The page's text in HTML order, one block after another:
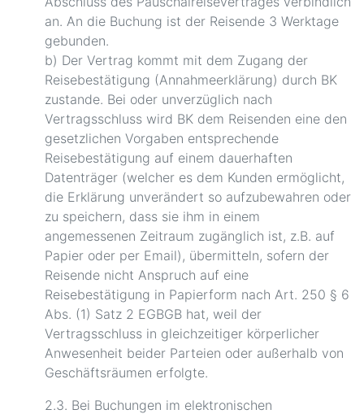
an. An die Buchung ist der Reisende 3 Werktage
gebunden.
b) Der Vertrag kommt mit dem Zugang der
Reisebestätigung (Annahmeerklärung) durch BK
zustande. Bei oder unverzüglich nach
Vertragsschluss wird BK dem Reisenden eine den
gesetzlichen Vorgaben entsprechende
Reisebestätigung auf einem dauerhaften
Datenträger (welcher es dem Kunden ermöglicht,
die Erklärung unverändert so aufzubewahren oder
zu speichern, dass sie ihm in einem
angemessenen Zeitraum zugänglich ist, z.B. auf
Papier oder per Email), übermitteln, sofern der
Reisende nicht Anspruch auf eine
Reisebestätigung in Papierform nach Art. 250 § 6
Abs. (1) Satz 2 EGBGB hat, weil der
Vertragsschluss in gleichzeitiger körperlicher
Anwesenheit beider Parteien oder außerhalb von
Geschäftsräumen erfolgte.
2.3. Bei Buchungen im elektronischen